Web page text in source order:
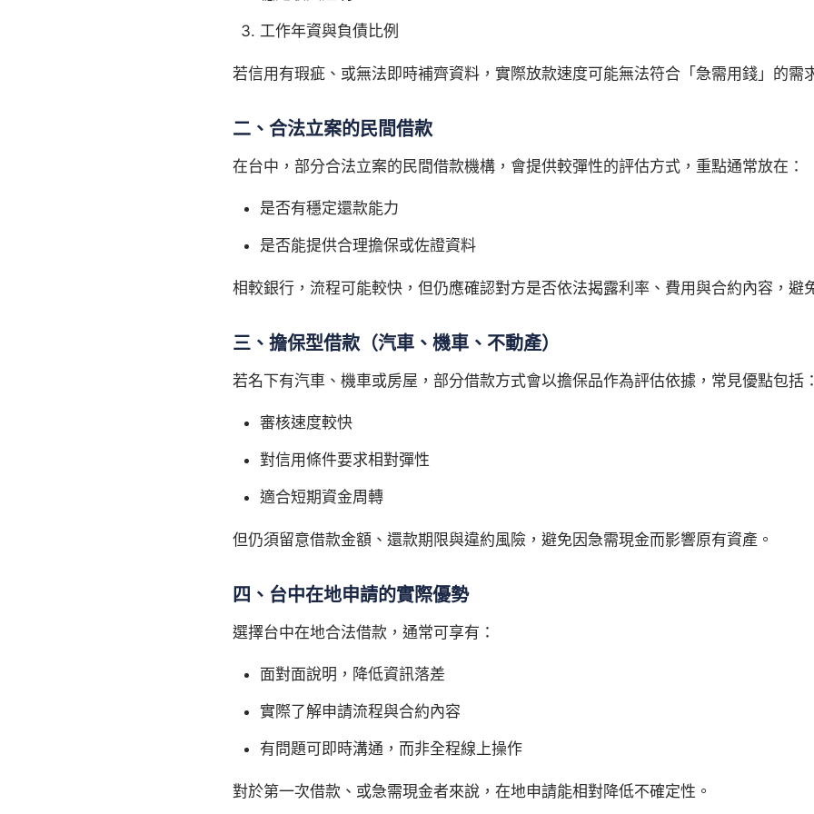
工作年資與負債比例
若信用有瑕疵、或無法即時補齊資料，實際放款速度可能無法符合「急需用錢」的需
二、合法立案的民間借款
在台中，部分合法立案的民間借款機構，會提供較彈性的評估方式，重點通常放在：
是否有穩定還款能力
是否能提供合理擔保或佐證資料
相較銀行，流程可能較快，但仍應確認對方是否依法揭露利率、費用與合約內容，避
三、擔保型借款（汽車、機車、不動產）
若名下有汽車、機車或房屋，部分借款方式會以擔保品作為評估依據，常見優點包括：
審核速度較快
對信用條件要求相對彈性
適合短期資金周轉
但仍須留意借款金額、還款期限與違約風險，避免因急需現金而影響原有資產。
四、台中在地申請的實際優勢
選擇台中在地合法借款，通常可享有：
面對面說明，降低資訊落差
實際了解申請流程與合約內容
有問題可即時溝通，而非全程線上操作
對於第一次借款、或急需現金者來說，在地申請能相對降低不確定性。